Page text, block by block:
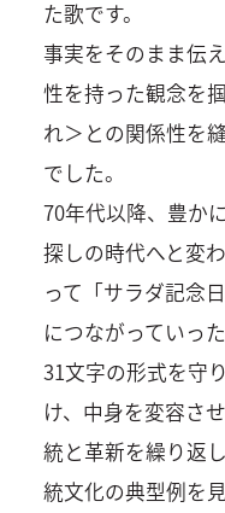
た歌です。
事実をそのまま伝
性を持った観念を
れ＞との関係性を
でした。
70年代以降、豊か
探しの時代へと変
って「サラダ記念
につながっていっ
31文字の形式を守
け、中身を変容さ
統と革新を繰り返
統文化の典型例を